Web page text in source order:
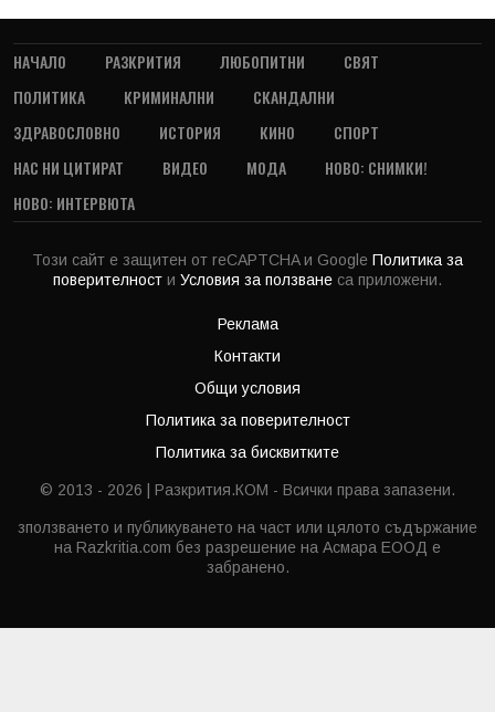
НАЧАЛО РАЗКРИТИЯ ЛЮБОПИТНИ
СВЯТ
ПОЛИТИКА
КРИМИНАЛНИ
СКАНДАЛНИ
ЗДРАВОСЛОВНО
ИСТОРИЯ КИНО
СПОРТ
НАС НИ ЦИТИРАТ
ВИДЕО МОДА
НОВО: СНИМКИ!
НОВО: ИНТЕРВЮТА
Този сайт е защитен от reCAPTCHA и Google Политика за
поверителност и Условия за ползване са приложени.
Реклама
Контакти
Общи условия
Политика за поверителност
Политика за бисквитките
© 2013 - 2026 | Разкрития.КОМ - Всички права запазени.
зползването и публикуването на част или цялото съдържание
на Razkritia.com без разрешение на Асмара ЕООД е
забранено.